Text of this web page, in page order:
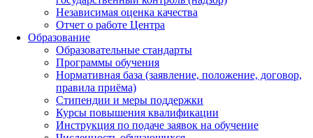
Независимая оценка качества
Отчет о работе Центра
Образование
Образовательные стандарты
Программы обучения
Нормативная база (заявление, положение, договор,
правила приёма)
Стипендии и меры поддержки
Курсы повышения квалификации
Инструкция по подаче заявок на обучение